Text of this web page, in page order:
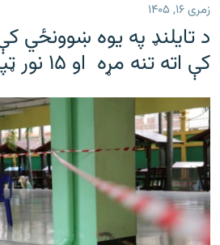
زمری ۱۶, ۱۴۰۵
د تایلنډ په یوه ښوونځي
کې اته تنه مړه او ۱۵ نور ټپیان شوي دي